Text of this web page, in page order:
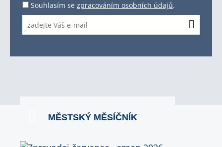
Souhlasím se zpracováním osobních údajů.
MĚSTSKÝ MĚSÍČNÍK